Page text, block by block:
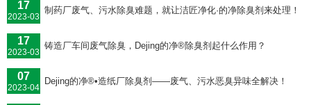
17
2023-03
制药厂废气、污水除臭难题，就让洁匠净化·的净除臭剂来处理！
17
2023-03
铸造厂车间废气除臭，Dejing的净®除臭剂起什么作用？
07
2023-04
Dejing的净®•造纸厂除臭剂——废气、污水恶臭异味全解决！